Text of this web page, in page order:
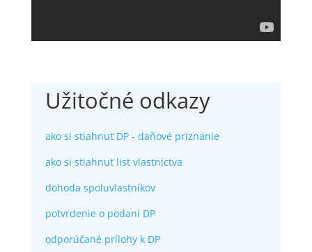
Užitočné odkazy
ako si stiahnuť DP - daňové priznanie
ako si stiahnuť list vlastníctva
dohoda spoluvlastníkov
potvrdenie o podaní DP
odporúčané prílohy k DP